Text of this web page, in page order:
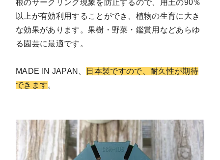
根のサークリング現象を防止するので、用土の90％
以上が有効利用することができ、植物の生育に大き
な効果があります。果樹・野菜・鑑賞用などあらゆ
る園芸に最適です。
MADE IN JAPAN、
日本製ですので、耐久性が期待
できます。